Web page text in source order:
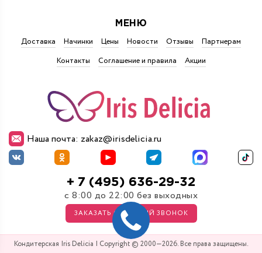
Наша почта: zakaz@irisdelicia.ru
+ 7 (495) 636-29-32
с 8:00 до 22:00 без выходных
ЗАКАЗАТЬ ОБРАТНЫЙ ЗВОНОК
МЕНЮ
Доставка Начинки Цены Новости Отзывы
Партнерам
Контакты
Соглашение и правила Акции
Кондитерская Iris Delicia | Copyright © 2000—2026. Все права защищены.